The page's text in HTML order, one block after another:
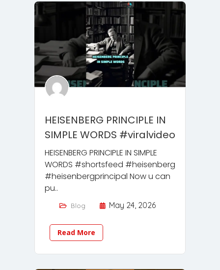
HEISENBERG PRINCIPLE IN
SIMPLE WORDS #viralvideo
HEISENBERG PRINCIPLE IN SIMPLE
WORDS #shortsfeed #heisenberg
#heisenbergprincipal Now u can
pu..
Blog May 24, 2026
Read More